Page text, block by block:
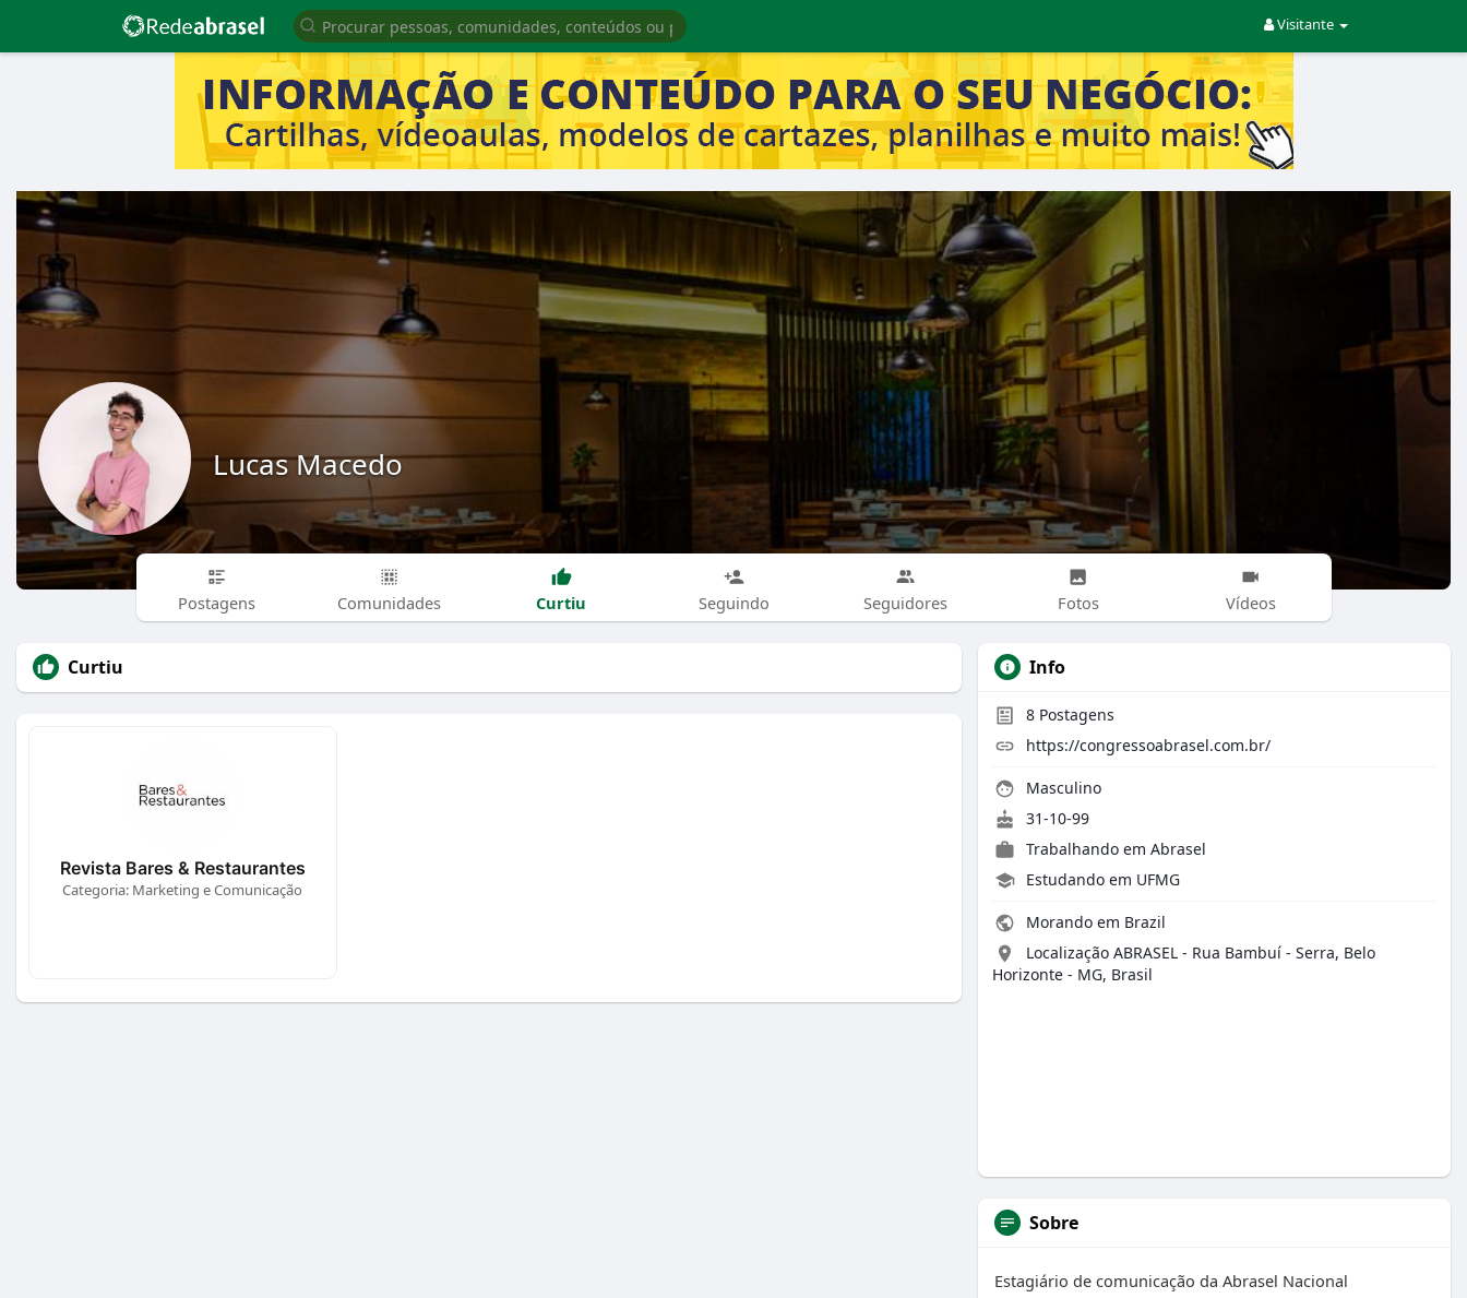
Visitante
Lucas Macedo
Postagens Comunidades Curtiu Seguindo Seguidores Fotos Vídeos
Curtiu
Revista Bares & Restaurantes
Categoria: Marketing e Comunicação
Info
8 Postagens
https://congressoabrasel.com.br/
Masculino
31-10-99
Trabalhando em Abrasel
Estudando em UFMG
Morando em Brazil
Localização ABRASEL - Rua Bambuí - Serra, Belo
Horizonte - MG, Brasil
Sobre
Estagiário de comunicação da Abrasel Nacional